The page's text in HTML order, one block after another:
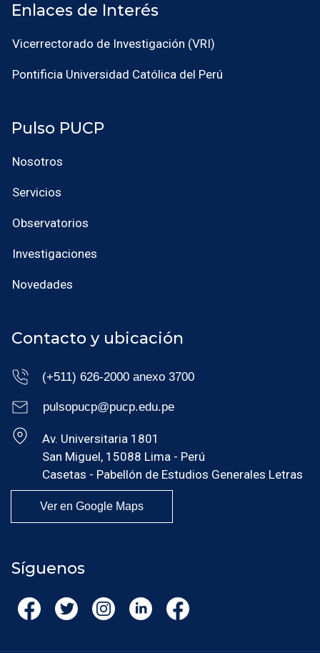
Enlaces de Interés
Vicerrectorado de Investigación (VRI)
Pontificia Universidad Católica del Perú
Pulso PUCP
Nosotros
Servicios
Observatorios
Investigaciones
Novedades
Contacto y ubicación
(+511) 626-2000 anexo 3700
pulsopucp@pucp.edu.pe
Av. Universitaria 1801
San Miguel, 15088 Lima - Perú
Casetas - Pabellón de Estudios Generales Letras
Ver en Google Maps
Síguenos
Fac
ebo
Twitt
er
Inst
agr
Link
edin
Fac
ebo